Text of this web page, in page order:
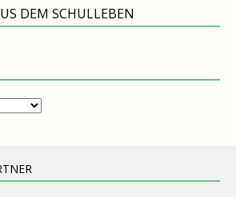
DEM SCHULLEBEN